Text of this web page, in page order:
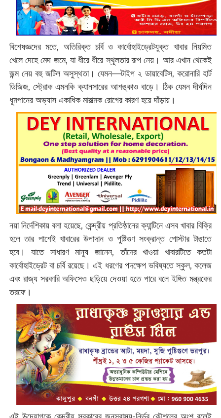
বিশেষজ্ঞদের মতে, অতিরিক্ত চর্বি ও কার্বোহাইড্রেটযুক্ত খাবার নিয়মিত
খেলে দেহে মেদ জমে, যা ধীরে ধীরে স্থূলতার রূপ নেয়। আর এখান থেকেই
জন্ম নেয় বহু জটিল অসুস্থতা। যেমন—টাইপ ২ ডায়াবেটিস, করোনারি হার্ট
ডিজিজ, স্ট্রোক এমনকি ক্যানসারের আশঙ্কাও বাড়ে। ঠিক যেমন দীর্ঘদিন
ধূমপানের অভ্যাস একাধিক মারাত্মক রোগের কারণ হয়ে দাঁড়ায়।
নয়া নির্দেশিকায় বলা হয়েছে, কেন্দ্রীয় প্রতিষ্ঠানের ক্যান্টিনে এসব খাবার বিক্রি
হলে তার পাশেই খাবারের উপাদান ও পুষ্টিগুণ সংক্রান্ত পোস্টার টাঙাতে
হবে। যাতে সাধারণ মানুষ জানেন, তাঁদের খাওয়া খাবারটিতে কতটা
কার্বোহাইড্রেট বা চর্বি রয়েছে। এই ধরণের পদক্ষেপ ভবিষ্যতে স্কুল, কলেজ
এবং রাজ্য সরকারি অফিসেও ছড়িয়ে দেওয়া হতে পারে বলে ইঙ্গিত মন্ত্রকের
তরফে।